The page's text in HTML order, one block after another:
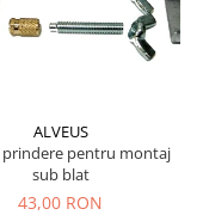
ALVEUS
prindere pentru montaj
sub blat
43,00 RON